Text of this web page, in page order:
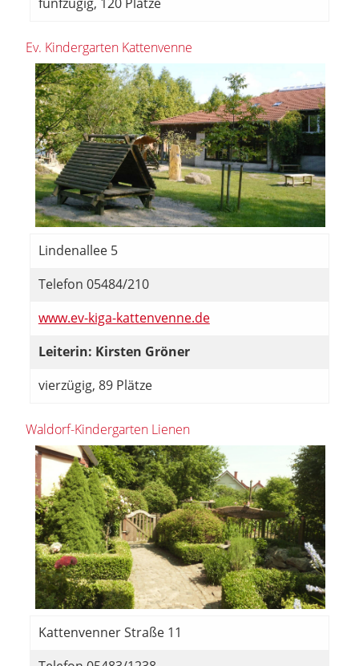
Ev. Kindergarten Kattenvenne
Lindenallee 5
Telefon 05484/210
www.ev-kiga-kattenvenne.de
Leiterin: Kirsten Gröner
vierzügig, 89 Plätze
Waldorf-Kindergarten Lienen
Kattenvenner Straße 11